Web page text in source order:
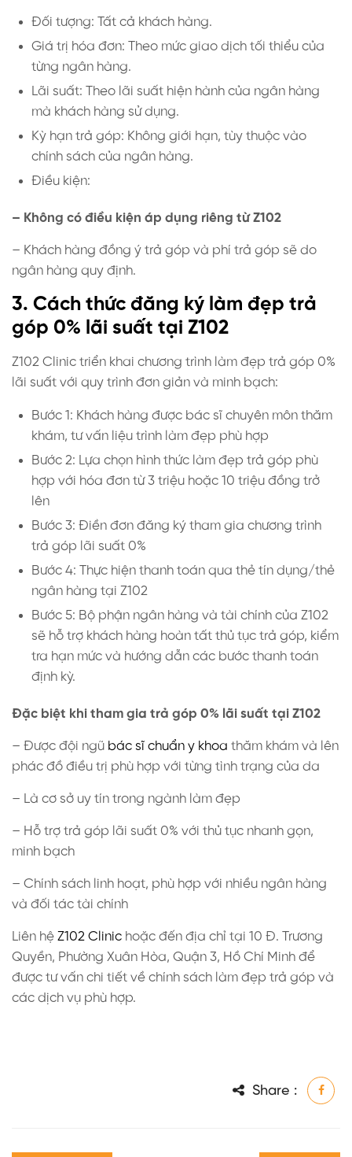
Đối tượng: Tất cả khách hàng.
Giá trị hóa đơn: Theo mức giao dịch tối thiểu của
từng ngân hàng.
Lãi suất: Theo lãi suất hiện hành của ngân hàng
mà khách hàng sử dụng.
Kỳ hạn trả góp: Không giới hạn, tùy thuộc vào
chính sách của ngân hàng.
Điều kiện:
– Không có điều kiện áp dụng riêng từ Z102
– Khách hàng đồng ý trả góp và phí trả góp sẽ do
ngân hàng quy định.
3. Cách thức đăng ký làm đẹp trả
góp 0% lãi suất tại Z102
Z102 Clinic triển khai chương trình làm đẹp trả góp 0%
lãi suất với quy trình đơn giản và minh bạch:
Bước 1: Khách hàng được bác sĩ chuyên môn thăm
khám, tư vấn liệu trình làm đẹp phù hợp
Bước 2: Lựa chọn hình thức làm đẹp trả góp phù
hợp với hóa đơn từ 3 triệu hoặc 10 triệu đồng trở
lên
Bước 3: Điền đơn đăng ký tham gia chương trình
trả góp lãi suất 0%
Bước 4: Thực hiện thanh toán qua thẻ tín dụng/thẻ
ngân hàng tại Z102
Bước 5: Bộ phận ngân hàng và tài chính của Z102
sẽ hỗ trợ khách hàng hoàn tất thủ tục trả góp, kiểm
tra hạn mức và hướng dẫn các bước thanh toán
định kỳ.
Đặc biệt khi tham gia trả góp 0% lãi suất tại Z102
– Được đội ngũ bác sĩ chuẩn y khoa thăm khám và lên
phác đồ điều trị phù hợp với từng tình trạng của da
– Là cơ sở uy tín trong ngành làm đẹp
– Hỗ trợ trả góp lãi suất 0% với thủ tục nhanh gọn,
minh bạch
– Chính sách linh hoạt, phù hợp với nhiều ngân hàng
và đối tác tài chính
Liên hệ Z102 Clinic hoặc đến địa chỉ tại 10 Đ. Trương
Quyền, Phường Xuân Hòa, Quận 3, Hồ Chí Minh để
được tư vấn chi tiết về chính sách làm đẹp trả góp và
các dịch vụ phù hợp.
Share :